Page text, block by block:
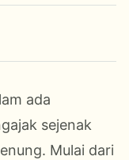
ada
sejenak
Mulai dari